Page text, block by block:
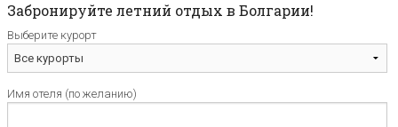
Забронируйте летний отдых в Болгарии!
Выберите курорт
Имя отеля (по желанию)